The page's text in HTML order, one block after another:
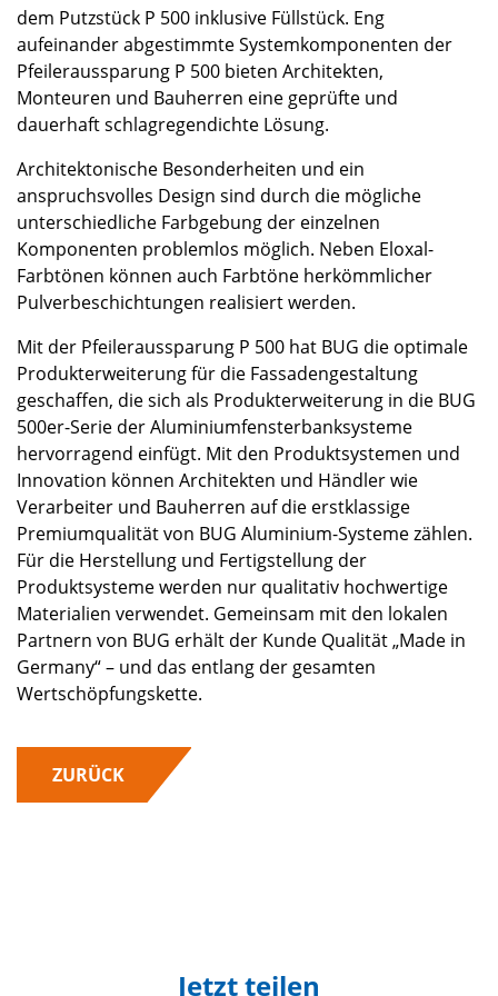
dem Putzstück P 500 inklusive Füllstück. Eng
aufeinander abgestimmte Systemkomponenten der
Pfeileraussparung P 500 bieten Architekten,
Monteuren und Bauherren eine geprüfte und
dauerhaft schlagregendichte Lösung.
Architektonische Besonderheiten und ein
anspruchsvolles Design sind durch die mögliche
unterschiedliche Farbgebung der einzelnen
Komponenten problemlos möglich. Neben Eloxal-
Farbtönen können auch Farbtöne herkömmlicher
Pulverbeschichtungen realisiert werden.
Mit der Pfeileraussparung P 500 hat BUG die optimale
Produkterweiterung für die Fassadengestaltung
geschaffen, die sich als Produkterweiterung in die BUG
500er-Serie der Aluminiumfensterbanksysteme
hervorragend einfügt. Mit den Produktsystemen und
Innovation können Architekten und Händler wie
Verarbeiter und Bauherren auf die erstklassige
Premiumqualität von BUG Aluminium-Systeme zählen.
Für die Herstellung und Fertigstellung der
Produktsysteme werden nur qualitativ hochwertige
Materialien verwendet. Gemeinsam mit den lokalen
Partnern von BUG erhält der Kunde Qualität „Made in
Germany“ – und das entlang der gesamten
Wertschöpfungskette.
ZURÜCK
Jetzt teilen